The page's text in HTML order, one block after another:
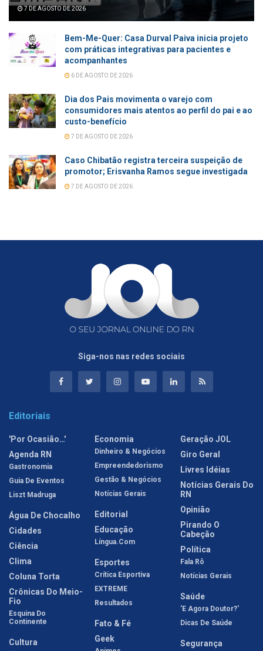
7 DE AGOSTO DE 2026
Bem-Me-Quer: Casa Durval Paiva inicia projeto
com práticas integrativas para pacientes e
acompanhantes
6 DE AGOSTO DE 2026
Dia dos Pais movimenta o varejo com
consumidores mais atentos ao perfil do pai e ao
custo-benefício
7 DE AGOSTO DE 2026
Caso Chibatão registra terceira suspeição de
promotor; Erisvanha Ramos segue investigada
7 DE AGOSTO DE 2026
Siga-nos nas redes sociais
Editoriais
'Por Ocasião…'
Agenda RN
Gastronomia
Guia De Eventos
Liszt Madruga
Água De Chocalho
Cidades
Ciência
Clima
Coluna Torta
Crônicas Do Meio-
Fio
Esquina Do
Continente
Cultura
Economia
Dinheiro & Negócios
Empreendedorismo
Gestão & Negócios
Notícias Gerais
Editorial
Educação
Língua.com
Esportes
Crítica Esportiva
EXTREME
Resultados
Fato & Fé
Geek
Geração JOL
Giro Geral
Livres Idéias
Notícias Gerais Do
RN
Opinião
Pirando O
Cabeção
Política
Fala Rô
Notícias Gerais
Saúde
'E Agora Doutor?'
Dicas De Saúde
Segurança